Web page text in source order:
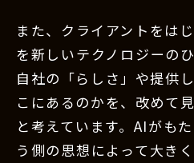
また、クライアントをは
を新しいテクノロジーの
自社の「らしさ」や提供
こにあるのかを、改めて
と考えています。AIがも
う側の思想によって大き